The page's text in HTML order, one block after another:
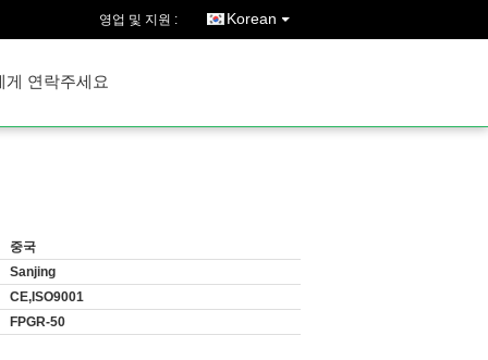
영업 및 지원 : Korean
게 연락주세요
중국
Sanjing
CE,ISO9001
FPGR-50